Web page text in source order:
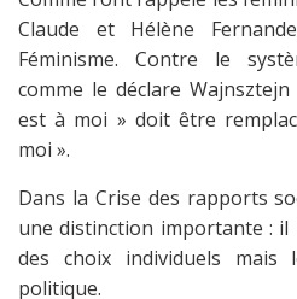
Claude et Hélène
Féminisme. Contre le
comme le déclare
est à moi » doit être
moi ».
Dans la Crise des rapports
une distinction importante : il
des choix individuels mais
politique.